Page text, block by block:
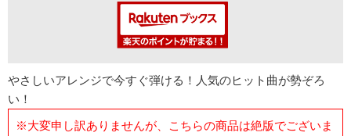
やさしいアレンジで今すぐ弾ける！人気のヒット曲が勢ぞろ
い！
※大変申し訳ありませんが、こちらの商品は絶版でございま